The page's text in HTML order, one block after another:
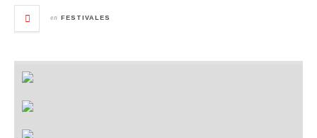
en FESTIVALES